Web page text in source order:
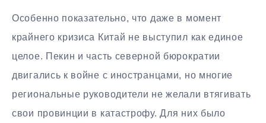
Особенно показательно, что даже в момент
крайнего кризиса Китай не выступил как единое
целое. Пекин и часть северной бюрократии
двигались к войне с иностранцами, но многие
региональные руководители не желали втягивать
свои провинции в катастрофу. Для них было